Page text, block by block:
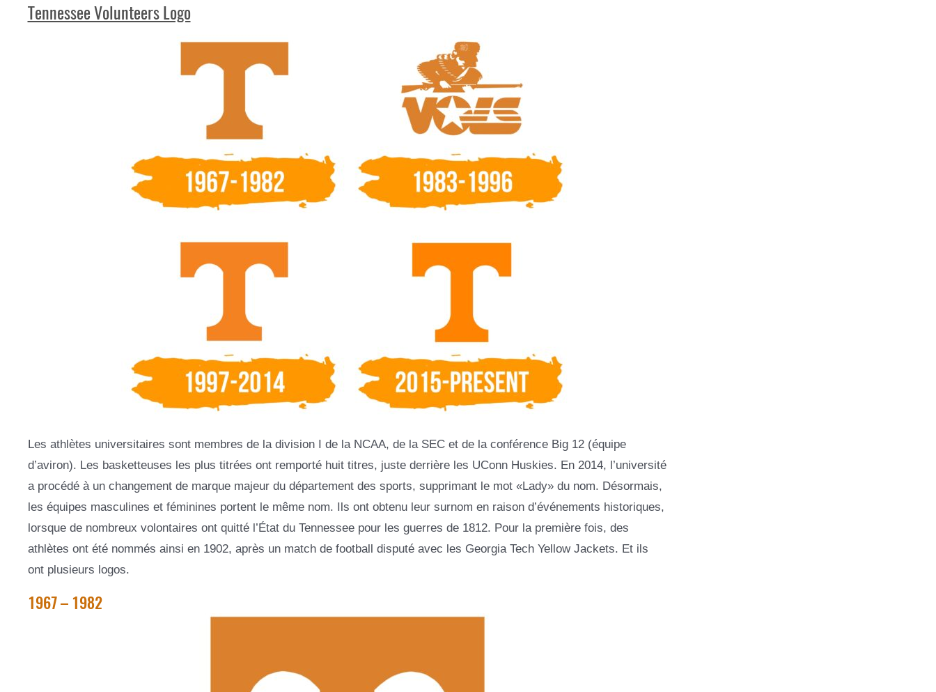
Tennessee Volunteers Logo
Les athlètes universitaires sont membres de la division I de la NCAA, de la SEC et de la conférence Big 12 (équipe
d’aviron). Les basketteuses les plus titrées ont remporté huit titres, juste derrière les UConn Huskies. En 2014, l’université
a procédé à un changement de marque majeur du département des sports, supprimant le mot «Lady» du nom. Désormais,
les équipes masculines et féminines portent le même nom. Ils ont obtenu leur surnom en raison d’événements historiques,
lorsque de nombreux volontaires ont quitté l’État du Tennessee pour les guerres de 1812. Pour la première fois, des
athlètes ont été nommés ainsi en 1902, après un match de football disputé avec les Georgia Tech Yellow Jackets. Et ils
ont plusieurs logos.
1967 – 1982